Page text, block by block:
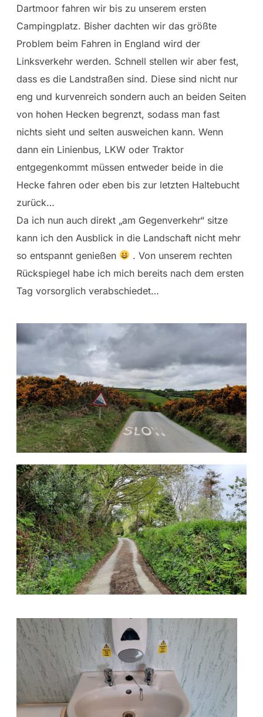
Dartmoor fahren wir bis zu unserem ersten
Campingplatz. Bisher dachten wir das größte
Problem beim Fahren in England wird der
Linksverkehr werden. Schnell stellen wir aber fest,
dass es die Landstraßen sind. Diese sind nicht nur
eng und kurvenreich sondern auch an beiden Seiten
von hohen Hecken begrenzt, sodass man fast
nichts sieht und selten ausweichen kann. Wenn
dann ein Linienbus, LKW oder Traktor
entgegenkommt müssen entweder beide in die
Hecke fahren oder eben bis zur letzten Haltebucht
zurück…
Da ich nun auch direkt „am Gegenverkehr“ sitze
kann ich den Ausblick in die Landschaft nicht mehr
so entspannt genießen
. Von unserem rechten
Rückspiegel habe ich mich bereits nach dem ersten
Tag vorsorglich verabschiedet…